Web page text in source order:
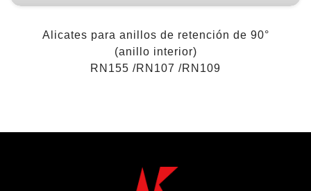
Alicates para anillos de retención de 90°
(anillo interior)
RN155 /RN107 /RN109